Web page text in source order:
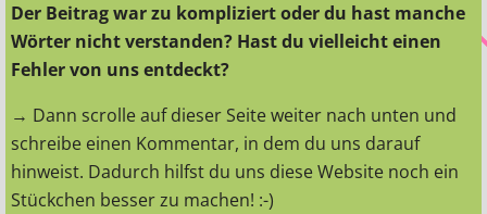
Der Beitrag war zu kompliziert oder du hast manche
Wörter nicht verstanden? Hast du vielleicht einen
Fehler von uns entdeckt?
→ Dann scrolle auf dieser Seite weiter nach unten und
schreibe einen Kommentar, in dem du uns darauf
hinweist. Dadurch hilfst du uns diese Website noch ein
Stückchen besser zu machen! :-)